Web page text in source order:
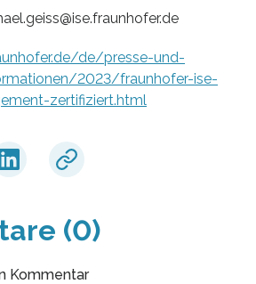
de/presse-und-
2023/fraunhofer-ise-
zertifiziert.html
(0)
Kommentar